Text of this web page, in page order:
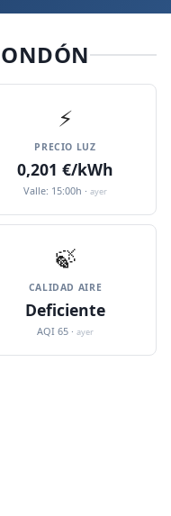
⚡
PRECIO LUZ
0,201 €/kWh
Valle: 15:00h · ayer
🍃
CALIDAD AIRE
Deficiente
AQI 65 · ayer